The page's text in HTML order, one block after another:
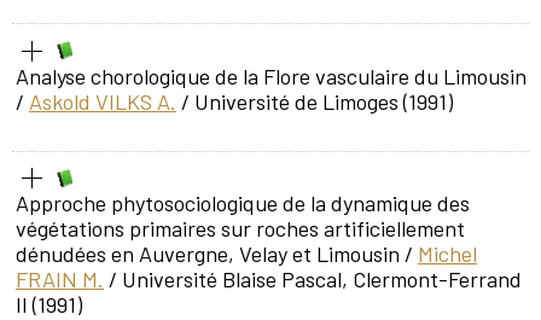
Analyse chorologique de la Flore vasculaire du Limousin
/ Askold VILKS A. / Université de Limoges (1991)
Approche phytosociologique de la dynamique des
végétations primaires sur roches artificiellement
dénudées en Auvergne, Velay et Limousin / Michel
FRAIN M. / Université Blaise Pascal, Clermont-Ferrand
II (1991)